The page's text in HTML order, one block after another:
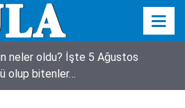
neler oldu? İşte 5 Ağustos
olup bitenler…